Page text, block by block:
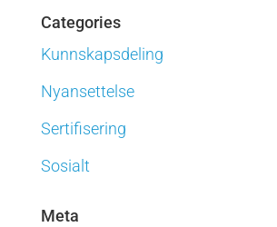
Categories
Kunnskapsdeling
Nyansettelse
Sertifisering
Sosialt
Meta